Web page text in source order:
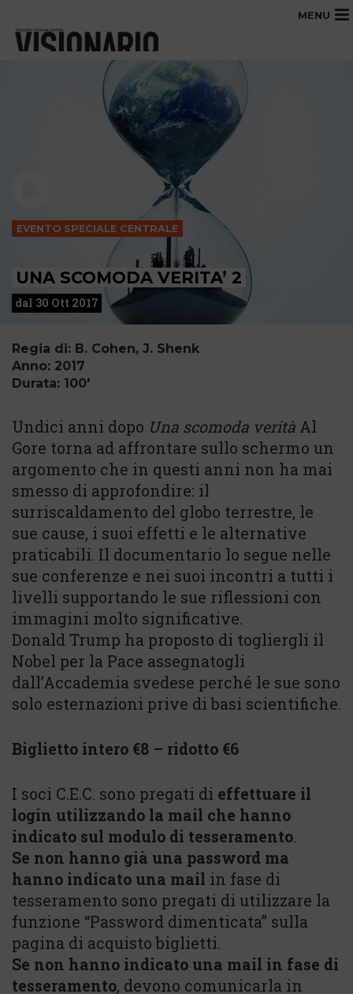
MENU
EVENTO SPECIALE CENTRALE
UNA SCOMODA VERITA’ 2
dal 30 Ott 2017
Regia di: B. Cohen, J. Shenk
Anno: 2017
Durata: 100'
Undici anni dopo Una scomoda verità Al
Gore torna ad affrontare sullo schermo un
argomento che in questi anni non ha mai
smesso di approfondire: il
surriscaldamento del globo terrestre, le
sue cause, i suoi effetti e le alternative
praticabili. Il documentario lo segue nelle
sue conferenze e nei suoi incontri a tutti i
livelli supportando le sue riflessioni con
immagini molto significative.
Donald Trump ha proposto di togliergli il
Nobel per la Pace assegnatogli
dall’Accademia svedese perché le sue sono
solo esternazioni prive di basi scientifiche.
Biglietto intero €8 – ridotto €6
I soci C.E.C. sono pregati di effettuare il
login utilizzando la mail che hanno
indicato sul modulo di tesseramento.
Se non hanno già una password ma
hanno indicato una mail in fase di
tesseramento sono pregati di utilizzare la
funzione “Password dimenticata” sulla
pagina di acquisto biglietti.
Se non hanno indicato una mail in fase di
tesseramento, devono comunicarla in